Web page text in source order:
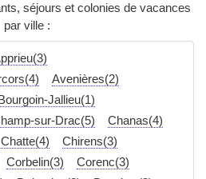
séjours et colonies de vacances
par ville :
Avenières(2)
Jallieu(1)
sur-Drac(5)
Chanas(4)
Chatte(4)
Chirens(3)
Corbelin(3)
Corenc(3)